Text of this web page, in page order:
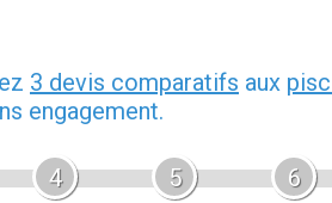
3 devis comparatifs aux
engagement.
4 5 6